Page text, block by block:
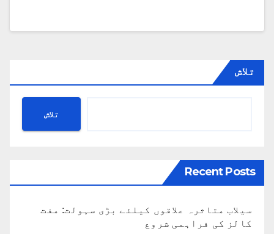
تلاش
تلاش
Recent Posts
سیلاب متاثرہ علاقوں کیلئے بڑی سہولت: مفت
کالز کی فراہمی شروع